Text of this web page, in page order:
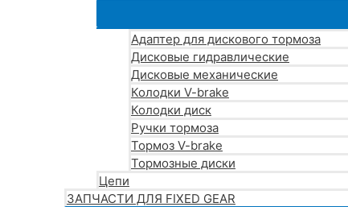
Адаптер для дискового тормоза
Дисковые гидравлические
Дисковые механические
Колодки V-brake
Колодки диск
Ручки тормоза
Тормоз V-brake
Тормозные диски
Цепи
ЗАПЧАСТИ ДЛЯ FIXED GEAR